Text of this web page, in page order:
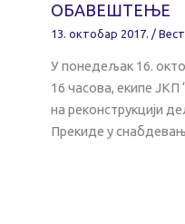
ОБАВЕШТЕЊЕ
13. октобар 2017. /
У понедељак 16.
16 часова, екипе
на реконструкцији
Прекиде у